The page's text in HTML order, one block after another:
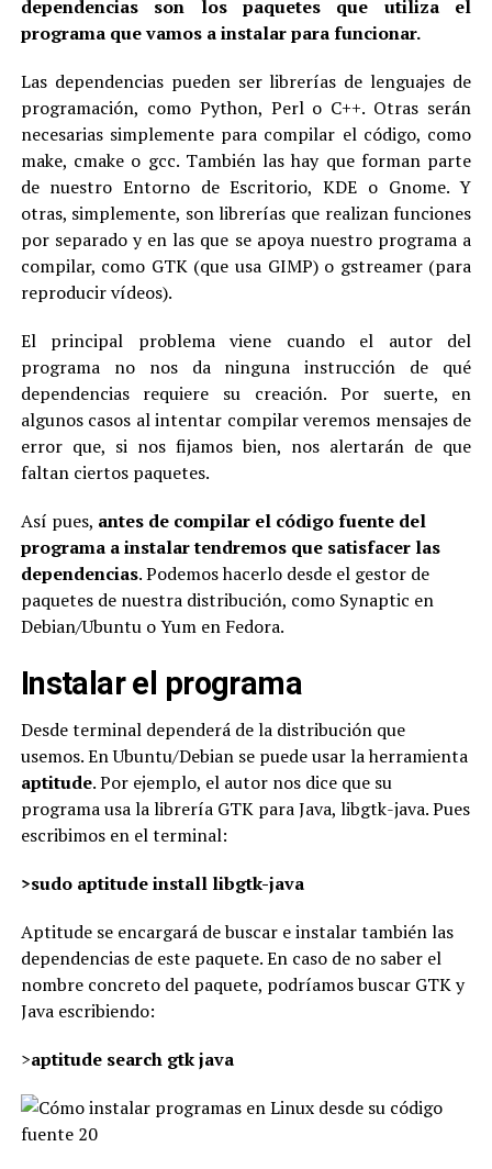
dependencias son los paquetes que utiliza el
programa que vamos a instalar para funcionar.
Las dependencias pueden ser librerías de lenguajes de
programación, como Python, Perl o C++. Otras serán
necesarias simplemente para compilar el código, como
make, cmake o gcc. También las hay que forman parte
de nuestro Entorno de Escritorio, KDE o Gnome. Y
otras, simplemente, son librerías que realizan funciones
por separado y en las que se apoya nuestro programa a
compilar, como GTK (que usa GIMP) o gstreamer (para
reproducir vídeos).
El principal problema viene cuando el autor del
programa no nos da ninguna instrucción de qué
dependencias requiere su creación. Por suerte, en
algunos casos al intentar compilar veremos mensajes de
error que, si nos fijamos bien, nos alertarán de que
faltan ciertos paquetes.
Así pues, antes de compilar el código fuente del
programa a instalar tendremos que satisfacer las
dependencias. Podemos hacerlo desde el gestor de
paquetes de nuestra distribución, como Synaptic en
Debian/Ubuntu o Yum en Fedora.
Instalar el programa
Desde terminal dependerá de la distribución que
usemos. En Ubuntu/Debian se puede usar la herramienta
aptitude. Por ejemplo, el autor nos dice que su
programa usa la librería GTK para Java, libgtk-java. Pues
escribimos en el terminal:
>sudo aptitude install libgtk-java
Aptitude se encargará de buscar e instalar también las
dependencias de este paquete. En caso de no saber el
nombre concreto del paquete, podríamos buscar GTK y
Java escribiendo:
>aptitude search gtk java